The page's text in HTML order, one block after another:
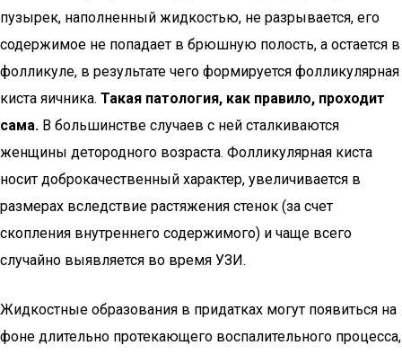
пузырек, наполненный жидкостью, не разрывается, его
содержимое не попадает в брюшную полость, а остается в
фолликуле, в результате чего формируется фолликулярная
киста яичника. Такая патология, как правило, проходит
сама. В большинстве случаев с ней сталкиваются
женщины детородного возраста. Фолликулярная киста
носит доброкачественный характер, увеличивается в
размерах вследствие растяжения стенок (за счет
скопления внутреннего содержимого) и чаще всего
случайно выявляется во время УЗИ.
Жидкостные образования в придатках могут появиться на
фоне длительно протекающего воспалительного процесса,